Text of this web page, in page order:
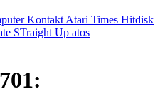
Kontakt Atari Times Hitdisk
STraight Up atos